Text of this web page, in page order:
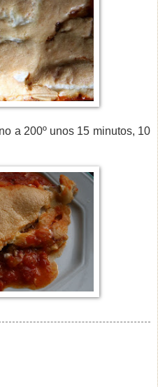
a 200º unos 15 minutos, 10